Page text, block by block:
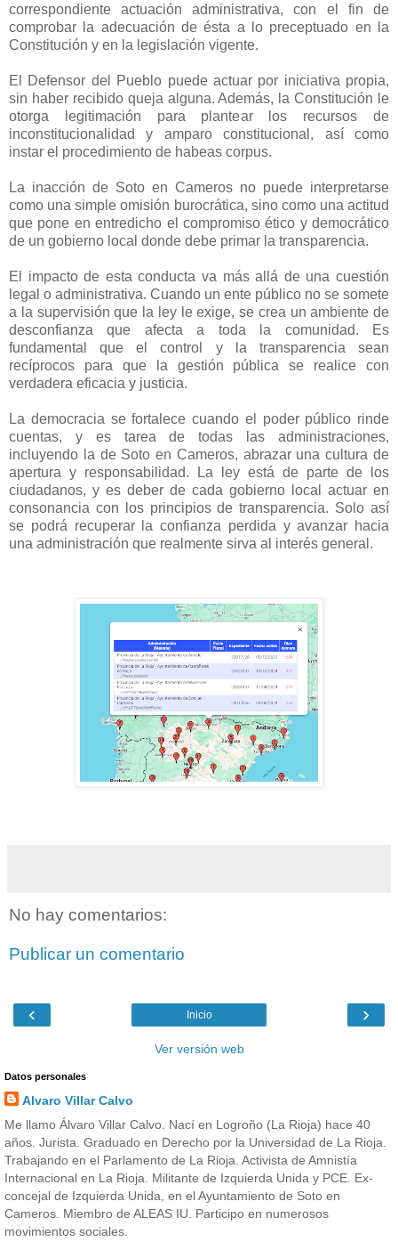
correspondiente actuación administrativa, con el fin de
comprobar la adecuación de ésta a lo preceptuado en la
Constitución y en la legislación vigente.
El Defensor del Pueblo puede actuar por iniciativa propia,
sin haber recibido queja alguna. Además, la Constitución le
otorga legitimación para plantear los recursos de
inconstitucionalidad y amparo constitucional, así como
instar el procedimiento de habeas corpus.
La inacción de Soto en Cameros no puede interpretarse
como una simple omisión burocrática, sino como una actitud
que pone en entredicho el compromiso ético y democrático
de un gobierno local donde debe primar la transparencia.
El impacto de esta conducta va más allá de una cuestión
legal o administrativa. Cuando un ente público no se somete
a la supervisión que la ley le exige, se crea un ambiente de
desconfianza que afecta a toda la comunidad. Es
fundamental que el control y la transparencia sean
recíprocos para que la gestión pública se realice con
verdadera eficacia y justicia.
La democracia se fortalece cuando el poder público rinde
cuentas, y es tarea de todas las administraciones,
incluyendo la de Soto en Cameros, abrazar una cultura de
apertura y responsabilidad. La ley está de parte de los
ciudadanos, y es deber de cada gobierno local actuar en
consonancia con los principios de transparencia. Solo así
se podrá recuperar la confianza perdida y avanzar hacia
una administración que realmente sirva al interés general.
No hay comentarios:
Publicar un comentario
‹ ›
Inicio
Ver versión web
Datos personales
Alvaro Villar Calvo
Me llamo Álvaro Villar Calvo. Nací en Logroño (La Rioja) hace 40
años. Jurista. Graduado en Derecho por la Universidad de La Rioja.
Trabajando en el Parlamento de La Rioja. Activista de Amnistía
Internacional en La Rioja. Militante de Izquierda Unida y PCE. Ex-
concejal de Izquierda Unida, en el Ayuntamiento de Soto en
Cameros. Miembro de ALEAS IU. Participo en numerosos
movimientos sociales.